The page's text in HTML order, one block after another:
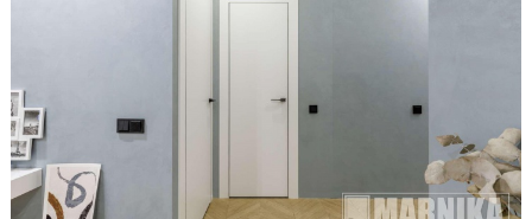
ЗАКАЗАТЬ КОНСУЛЬТАЦИЮ
ЗАКАЗАТЬ ЗАМЕР